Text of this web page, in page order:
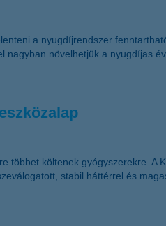
a nyugdíjrendszer
növelhetjük a nyugdíjas
költenek gyógyszerekre. A
stabil háttérrel és